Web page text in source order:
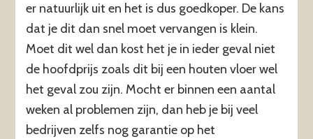
er natuurlijk uit en het is dus goedkoper. De kans
dat je dit dan snel moet vervangen is klein.
Moet dit wel dan kost het je in ieder geval niet
de hoofdprijs zoals dit bij een houten vloer wel
het geval zou zijn. Mocht er binnen een aantal
weken al problemen zijn, dan heb je bij veel
bedrijven zelfs nog garantie op het